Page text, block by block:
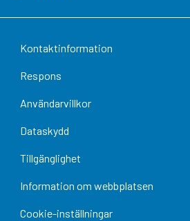
Kontaktinformation
Respons
Användarvillkor
Dataskydd
Tillgänglighet
Information om webbplatsen
Cookie-inställningar